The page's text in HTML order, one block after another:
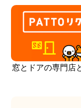
窓とドアの専門店